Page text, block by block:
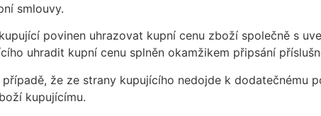
smlouvy.
povinen uhrazovat kupní cenu zboží společně s
uhradit kupní cenu splněn okamžikem připsání
že ze strany kupujícího nedojde k dodatečnému
kupujícímu.